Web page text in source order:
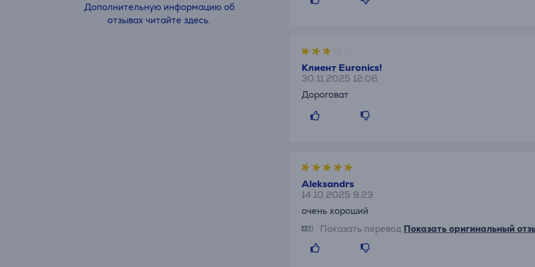
Дополнительную информацию об
отзывах читайте здесь.
Клиент Euronics!
30.11.2025 12:06
Дороговат
Aleksandrs
14.10.2025 9:23
очень хороший
Показать перевод Показать оригинальный